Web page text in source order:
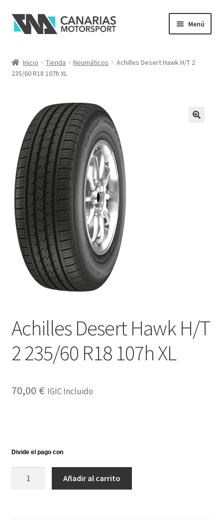
Ir
a
Ir
al
Menú
Inicio Tienda Neumáticos
Achilles Desert Hawk H/T 2
235/60 R18 107h XL
Achilles Desert Hawk H/T
2 235/60 R18 107h XL
70,00 € IGIC Incluido
Añadir al carrito